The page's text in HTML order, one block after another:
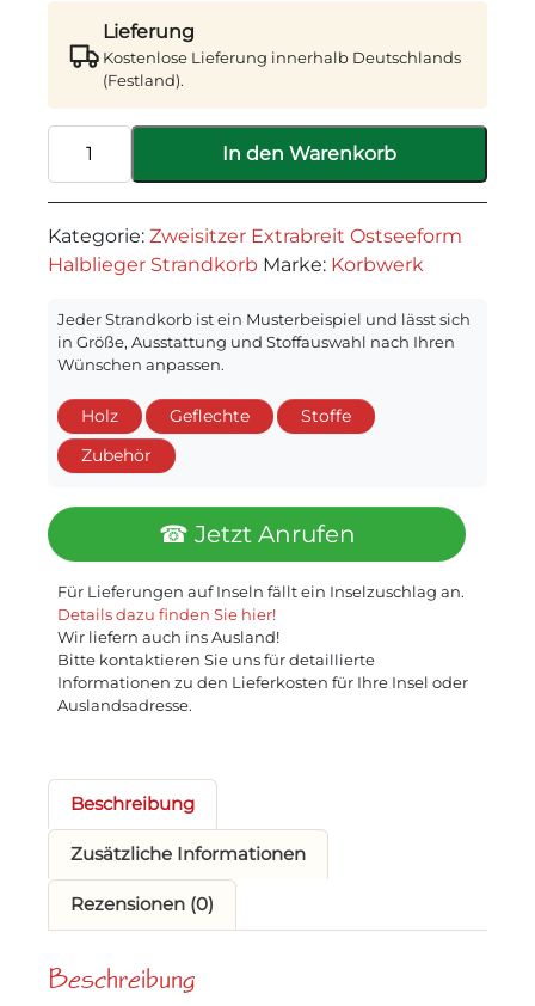
Lieferung
Kostenlose Lieferung innerhalb Deutschlands
(Festland).
Stripes
Zweisitzer
Extrabreit
Ostseeform
Halblieger
Menge
In den Warenkorb
Alternative:
Kategorie: Zweisitzer Extrabreit Ostseeform
Halblieger Strandkorb Marke: Korbwerk
Jeder Strandkorb ist ein Musterbeispiel und lässt sich
in Größe, Ausstattung und Stoffauswahl nach Ihren
Wünschen anpassen.
Holz Geflechte
Stoffe
Zubehör
☎ Jetzt Anrufen
Für Lieferungen auf Inseln fällt ein Inselzuschlag an.
Details dazu finden Sie hier!
Wir liefern auch ins Ausland!
Bitte kontaktieren Sie uns für detaillierte
Informationen zu den Lieferkosten für Ihre Insel oder
Auslandsadresse.
Beschreibung
Zusätzliche Informationen
Rezensionen (0)
Beschreibung